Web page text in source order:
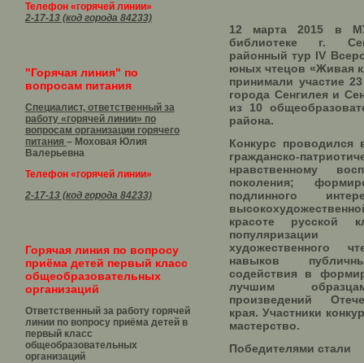
Телефон «горячей линии»
2-17-13 (код города 84233)
"Горячая линия" по
вопросам питания
Специалист, ответственный за
работу «горячей линии» по
вопросам организации горячего
питания – Моховая Юлия
Валерьевна
Телефон «горячей линии»
2-17-13 (код города 84233)
Горячая линия по вопросу
приёма детей первый класс
общеобразовательных
организаций
Ответственный за работу горячей
линии по вопросу приёма детей в
первый класс
общеобразовательных
организаций
12 марта 2015 в
библиотеке г.
районный тур IV
юных чтецов «Живая
принимали участие
города Сенгилея и
из 10
района.
Конкурс проводился
гражданско-
нравственному
поколения;
подлинного
красоте русской
художественного
навыков
содействия в
лучшим
произведений
края. Участники
мастерство.
Победителями стали